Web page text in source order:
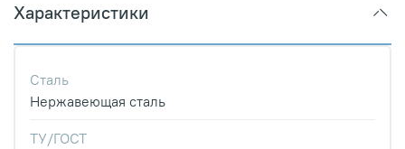
Характеристики
Сталь
Нержавеющая сталь
ТУ/ГОСТ